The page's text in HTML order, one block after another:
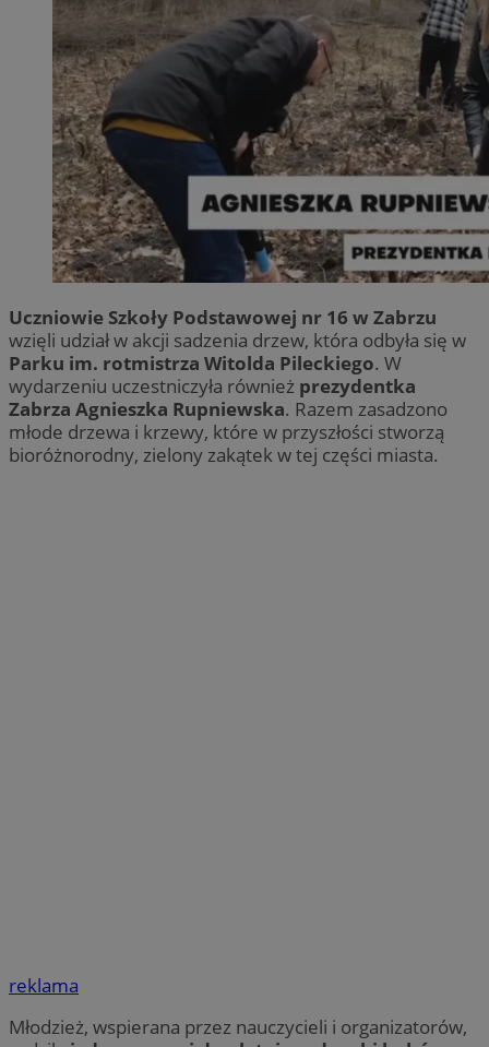
Uczniowie Szkoły Podstawowej nr 16 w Zabrzu
wzięli udział w akcji sadzenia drzew, która odbyła się w
Parku im. rotmistrza Witolda Pileckiego. W
wydarzeniu uczestniczyła również prezydentka
Zabrza Agnieszka Rupniewska. Razem zasadzono
młode drzewa i krzewy, które w przyszłości stworzą
bioróżnorodny, zielony zakątek w tej części miasta.
reklama
Młodzież, wspierana przez nauczycieli i organizatorów,